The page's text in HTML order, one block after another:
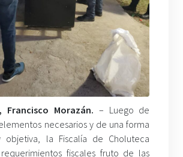
Francisco Morazán. – Luego de
necesarios y de una forma
objetiva, la Fiscalía de Choluteca
fiscales fruto de las